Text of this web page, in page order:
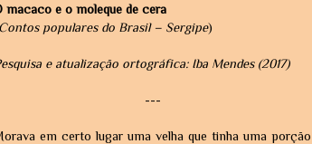
macaco e o moleque de cera
populares do Brasil – Sergipe)
e atualização ortográfica: Iba Mendes (2017)
---
em certo lugar uma velha que tinha uma porção